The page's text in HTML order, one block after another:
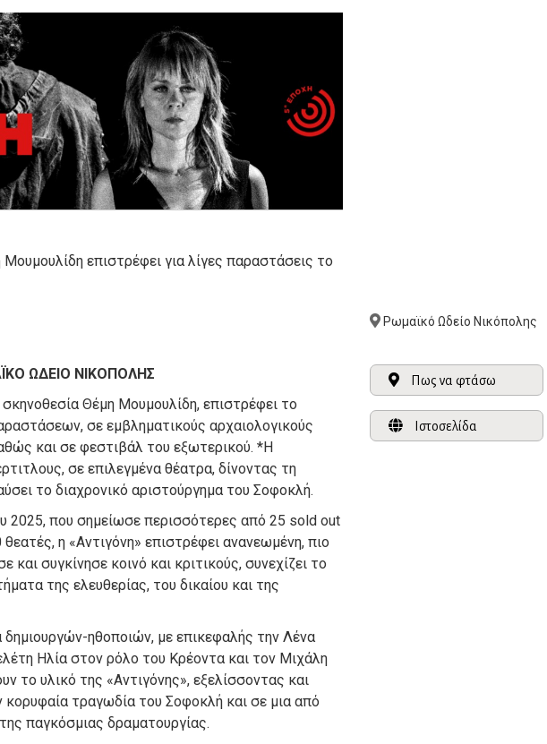
επιστρέφει για λίγες παραστάσεις το
ΩΔΕΙΟ ΝΙΚΟΠΟΛΗΣ
Θέμη Μουμουλίδη, επιστρέφει το
σε εμβληματικούς αρχαιολογικούς
και σε φεστιβάλ του εξωτερικού. *Η
σε επιλεγμένα θέατρα, δίνοντας τη
το διαχρονικό αριστούργημα του Σοφοκλή.
2025, που σημείωσε περισσότερες από 25 sold out
η «Αντιγόνη» επιστρέφει ανανεωμένη, πιο
συγκίνησε κοινό και κριτικούς, συνεχίζει το
της ελευθερίας, του δικαίου και της
δημιουργών-ηθοποιών, με επικεφαλής την Λένα
Ηλία στον ρόλο του Κρέοντα και τον Μιχάλη
το υλικό της «Αντιγόνης», εξελίσσοντας και
τραγωδία του Σοφοκλή και σε μια από
παγκόσμιας δραματουργίας.
Ρωμαϊκό Ωδείο Νικόπολης
Πως να φτάσω
Ιστοσελίδα